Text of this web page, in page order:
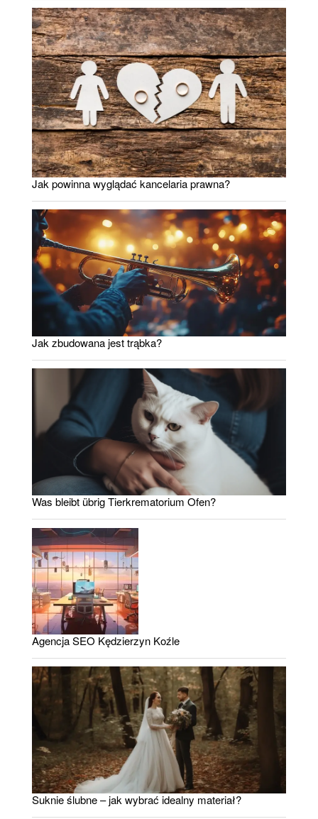
Jak powinna wyglądać kancelaria prawna?
Jak zbudowana jest trąbka?
Was bleibt übrig Tierkrematorium Ofen?
Agencja SEO Kędzierzyn Koźle
Suknie ślubne – jak wybrać idealny materiał?